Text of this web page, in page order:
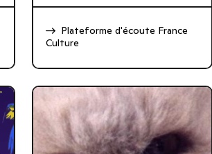
Plateforme d'écoute France
Culture